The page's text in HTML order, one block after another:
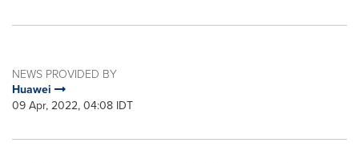
NEWS PROVIDED BY
Huawei
09 Apr, 2022, 04:08 IDT